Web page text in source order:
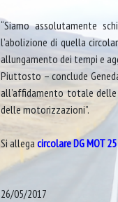
“Siamo assolutamente
l’abolizione di quella
allungamento dei tempi e
Piuttosto – conclude
all’affidamento totale
delle motorizzazioni”.
Si allega circolare DG MOT
26/05/2017